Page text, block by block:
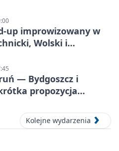
up improwizowany w
Wolski i
— Bydgoszcz i
propozycja
Kolejne wydarzenia